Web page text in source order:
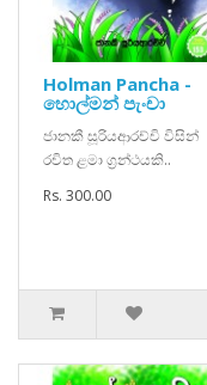
Holman Pancha -
හොල්මන් පැංචා
ජානකී සූරියආරච්චි විසින්
රචිත ළමා ග්‍රන්ථයකි..
Rs. 300.00